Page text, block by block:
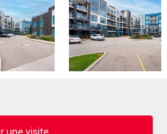
une visite